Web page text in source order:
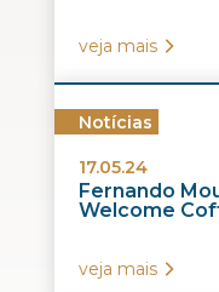
veja mais
Notícias
17.05.24
Fernando
Welcome
veja mais